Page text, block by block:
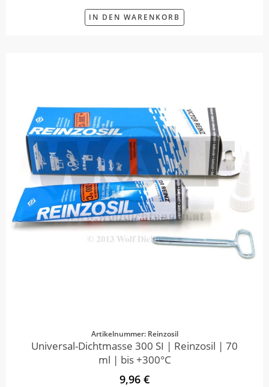
IN DEN WARENKORB
Artikelnummer: Reinzosil
Universal-Dichtmasse 300 SI | Reinzosil | 70
ml | bis +300°C
9,96 €